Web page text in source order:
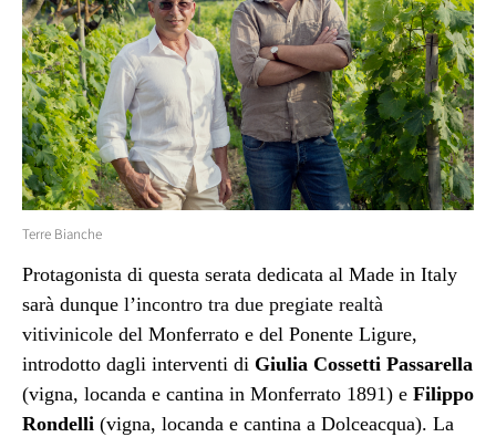
Terre Bianche
Protagonista di questa serata dedicata al Made in Italy
sarà dunque l’incontro tra due pregiate realtà
vitivinicole del Monferrato e del Ponente Ligure,
introdotto dagli interventi di Giulia Cossetti Passarella
(vigna, locanda e cantina in Monferrato 1891) e Filippo
Rondelli (vigna, locanda e cantina a Dolceacqua). La